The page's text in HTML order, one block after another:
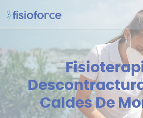
Caldes De